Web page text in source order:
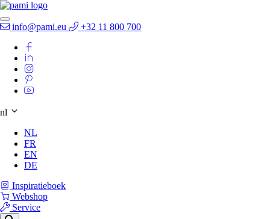
info@pami.eu +32 11 800 700
nl
NL
FR
EN
DE
Inspiratieboek
Webshop
Service